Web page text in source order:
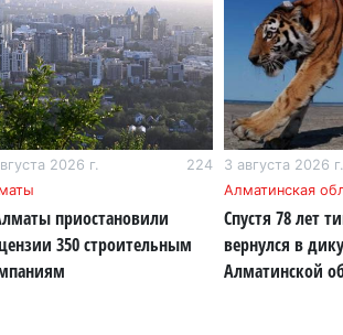
4
В
4
В
2026 г.
224
приостановили
350 строительным
3 августа 2026 г.
Алматинская
Спустя 78 лет
вернулся в
Алматинской